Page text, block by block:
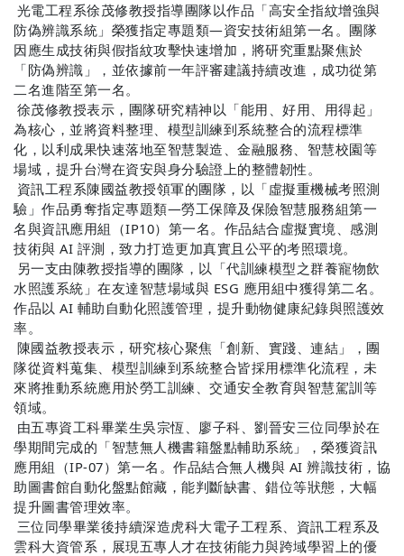
光電工程系徐茂修教授指導團隊以作品「高安全指紋增強與
防偽辨識系統」榮獲指定專題類—資安技術組第一名。團隊
因應生成技術與假指紋攻擊快速增加，將研究重點聚焦於
「防偽辨識」，並依據前一年評審建議持續改進，成功從第
二名進階至第一名。
徐茂修教授表示，團隊研究精神以「能用、好用、用得起」
為核心，並將資料整理、模型訓練到系統整合的流程標準
化，以利成果快速落地至智慧製造、金融服務、智慧校園等
場域，提升台灣在資安與身分驗證上的整體韌性。
資訊工程系陳國益教授領軍的團隊，以「虛擬重機械考照測
驗」作品勇奪指定專題類—勞工保障及保險智慧服務組第一
名與資訊應用組（IP10）第一名。作品結合虛擬實境、感測
技術與 AI 評測，致力打造更加真實且公平的考照環境。
另一支由陳教授指導的團隊，以「代訓練模型之群養寵物飲
水照護系統」在友達智慧場域與 ESG 應用組中獲得第二名。
作品以 AI 輔助自動化照護管理，提升動物健康紀錄與照護效
率。
陳國益教授表示，研究核心聚焦「創新、實踐、連結」，團
隊從資料蒐集、模型訓練到系統整合皆採用標準化流程，未
來將推動系統應用於勞工訓練、交通安全教育與智慧駕訓等
領域。
由五專資工科畢業生吳宗恆、廖子科、劉晉安三位同學於在
學期間完成的「智慧無人機書籍盤點輔助系統」，榮獲資訊
應用組（IP-07）第一名。作品結合無人機與 AI 辨識技術，協
助圖書館自動化盤點館藏，能判斷缺書、錯位等狀態，大幅
提升圖書管理效率。
三位同學畢業後持續深造虎科大電子工程系、資訊工程系及
雲科大資管系，展現五專人才在技術能力與跨域學習上的優